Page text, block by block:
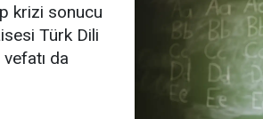
krizi sonucu
Türk Dili
da